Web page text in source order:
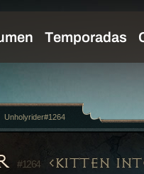
#1264 KITTEN
Unholyrider#1264